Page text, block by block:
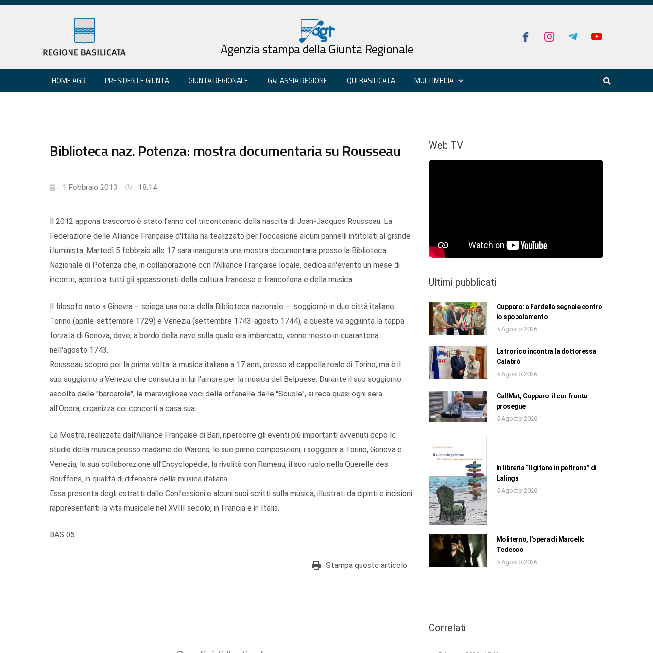
Agenzia stampa della Giunta Regionale
HOME AGR PRESIDENTE GIUNTA GIUNTA REGIONALE GALASSIA REGIONE QUI BASILICATA MULTIMEDIA
Biblioteca naz. Potenza: mostra documentaria su Rousseau
1 Febbraio 2013 18:14
Il 2012 appena trascorso è stato l'anno del tricentenario della nascita di Jean-Jacques Rousseau. La
Federazione delle Alliance Française d'Italia ha tealizzato per l'occasione alcuni pannelli intitolati al grande
illuminista. Martedì 5 febbraio alle 17 sarà inaugurata una mostra documentaria presso la Biblioteca
Nazionale di Potenza che, in collaborazione con l'Alliance Française locale, dedica all'evento un mese di
incontri, aperto a tutti gli appassionati della cultura francese e francofona e della musica.
Il filosofo nato a Ginevra – spiega una nota della Biblioteca nazionale – soggiornò in due città italiane:
Torino (aprile-settembre 1729) e Venezia (settembre 1743-agosto 1744), a queste va aggiunta la tappa
forzata di Genova, dove, a bordo della nave sulla quale era imbarcato, venne messo in quarantena
nell'agosto 1743.
Rousseau scopre per la prima volta la musica italiana a 17 anni, presso al cappella reale di Torino, ma è il
suo soggiorno a Venezia che consacra in lui l'amore per la musica del Belpaese. Durante il suo soggiorno
ascolta delle "barcarole", le meravigliose voci delle orfanelle delle "Scuole", si reca quasi ogni sera
all'Opera, organizza dei concerti a casa sua.
La Mostra, realizzata dall’Alliance Française di Bari, ripercorre gli eventi più importanti avvenuti dopo lo
studio della musica presso madame de Warens, le sue prime composizioni, i soggiorni a Torino, Genova e
Venezia, la sua collaborazione all’Encyclopédie, la rivalità con Rameau, il suo ruolo nella Querelle des
Bouffons, in qualità di difensore della musica italiana.
Essa presenta degli estratti dalle Confessioni e alcuni suoi scritti sulla musica, illustrati da dipinti e incisioni
rappresentanti la vita musicale nel XVIII secolo, in Francia e in Italia.
BAS 05
Stampa questo articolo
Web TV
Ultimi pubblicati
Cupparo: a Fardella segnale contro
lo spopolamento
5 Agosto 2026
Latronico incontra la dottoressa
Calabrò
5 Agosto 2026
CallMat, Cupparo: il confronto
prosegue
5 Agosto 2026
In libreria “Il gitano in poltrona” di
Lalinga
5 Agosto 2026
Moliterno, l’opera di Marcello
Tedesco
5 Agosto 2026
Correlati